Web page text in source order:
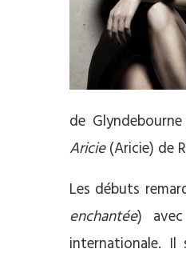
de
Aricie(Aricie) de
Les débuts
enchantée) avec
internationale. Il